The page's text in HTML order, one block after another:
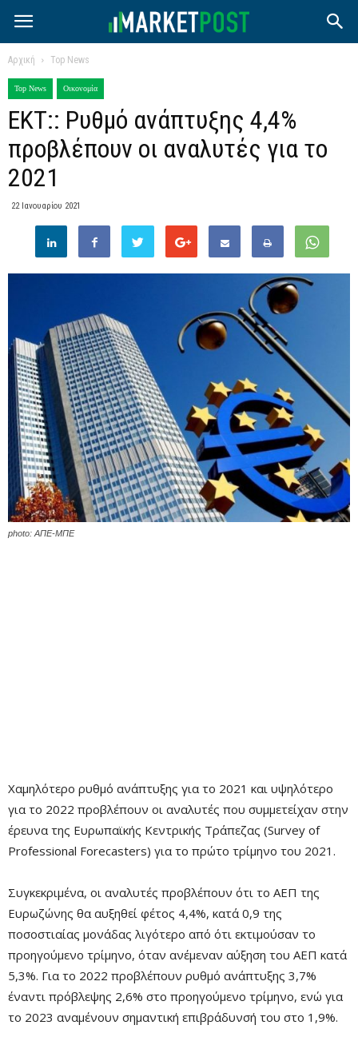
Αρχική Top News
Top News Οικονομία
ΕΚΤ:: Ρυθμό ανάπτυξης 4,4%
προβλέπουν οι αναλυτές για το
2021
22 Ιανουαρίου 2021
photo: ΑΠΕ-ΜΠΕ
Χαμηλότερο ρυθμό ανάπτυξης για το 2021 και υψηλότερο
για το 2022 προβλέπουν οι αναλυτές που συμμετείχαν στην
έρευνα της Ευρωπαϊκής Κεντρικής Τράπεζας (Survey of
Professional Forecasters) για το πρώτο τρίμηνο του 2021.
Συγκεκριμένα, οι αναλυτές προβλέπουν ότι το ΑΕΠ της
Ευρωζώνης θα αυξηθεί φέτος 4,4%, κατά 0,9 της
ποσοστιαίας μονάδας λιγότερο από ότι εκτιμούσαν το
προηγούμενο τρίμηνο, όταν ανέμεναν αύξηση του ΑΕΠ κατά
5,3%. Για το 2022 προβλέπουν ρυθμό ανάπτυξης 3,7%
έναντι πρόβλεψης 2,6% στο προηγούμενο τρίμηνο, ενώ για
το 2023 αναμένουν σημαντική επιβράδυνσή του στο 1,9%.